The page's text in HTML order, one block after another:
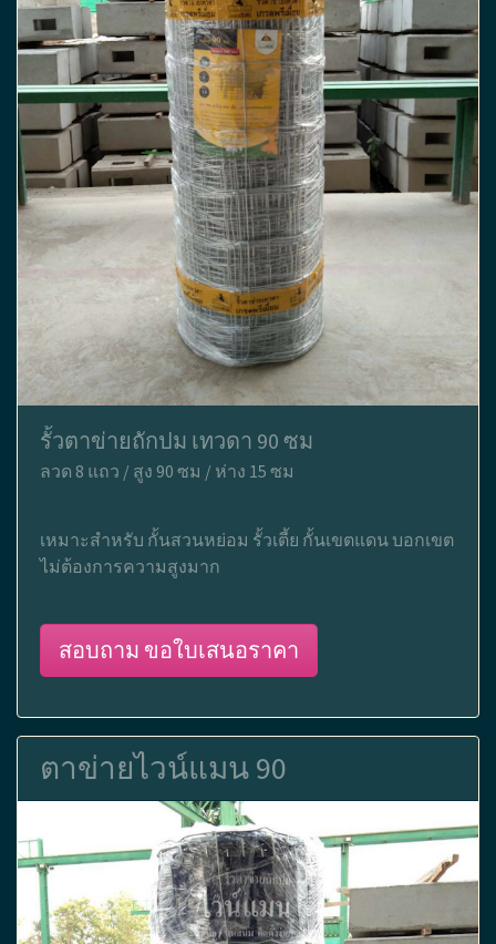
รั้วตาข่ายถักปม เทวดา 90 ซม
ลวด 8 แถว / สูง 90 ซม / ห่าง 15 ซม
เหมาะสำหรับ กั้นสวนหย่อม รั้วเตี้ย กั้นเขตแดน บอกเขต
ไม่ต้องการความสูงมาก
สอบถาม ขอใบเสนอราคา
ตาข่ายไวน์แมน 90